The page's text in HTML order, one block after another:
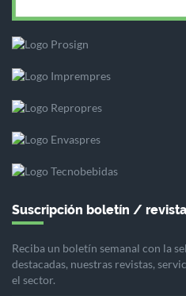
Suscripción boletín /
Reciba un boletín semanal con la
destacadas, nuestras revistas,
el sector.